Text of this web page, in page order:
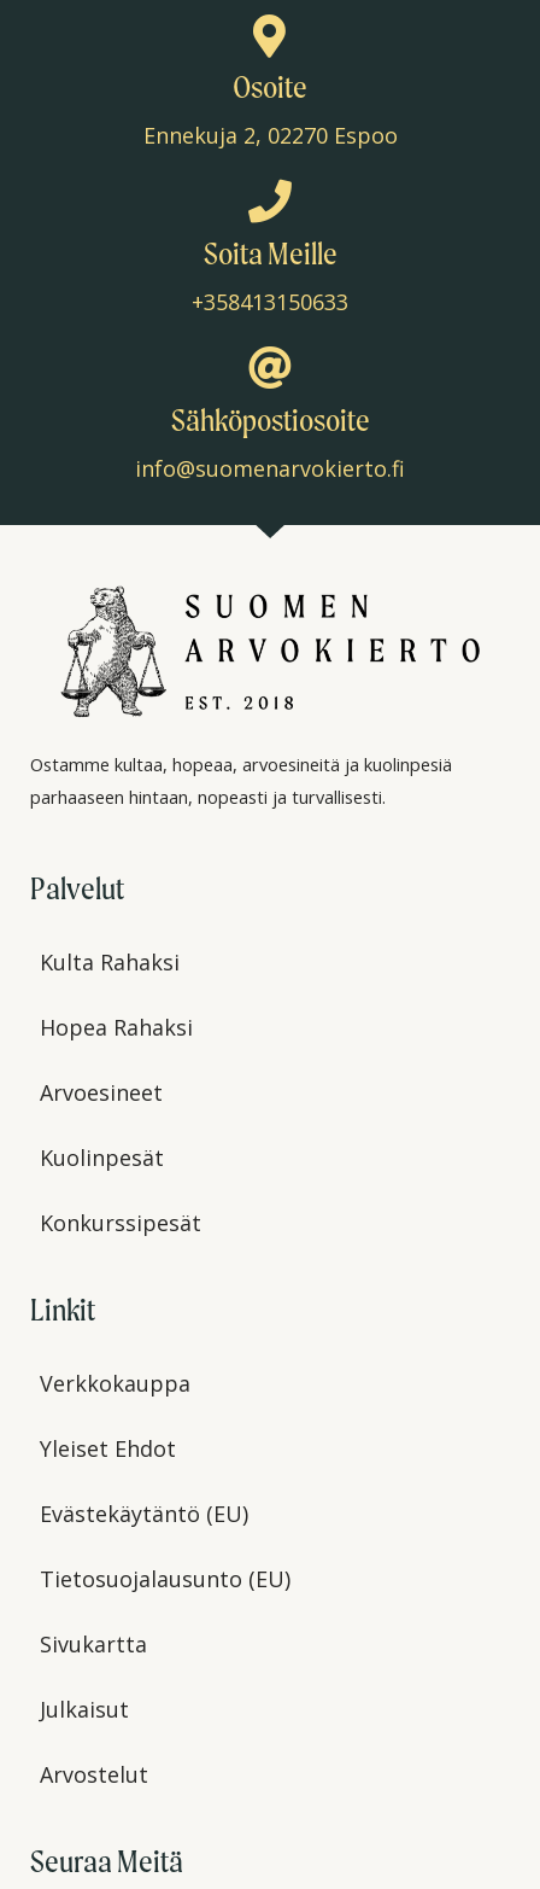
Osoite
Ennekuja 2, 02270 Espoo
Soita Meille
+358413150633
Sähköpostiosoite
info@suomenarvokierto.fi
Ostamme kultaa, hopeaa, arvoesineitä ja kuolinpesiä
parhaaseen hintaan, nopeasti ja turvallisesti.
Palvelut
Kulta Rahaksi
Hopea Rahaksi
Arvoesineet
Kuolinpesät
Konkurssipesät
Linkit
Verkkokauppa
Yleiset Ehdot
Evästekäytäntö (EU)
Tietosuojalausunto (EU)
Sivukartta
Julkaisut
Arvostelut
Seuraa Meitä